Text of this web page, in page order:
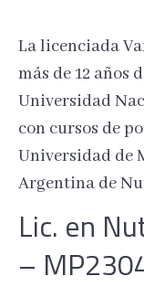
La licenciada
más de 12 años
Universidad
con cursos de
Universidad de
Argentina de
Lic. en
–